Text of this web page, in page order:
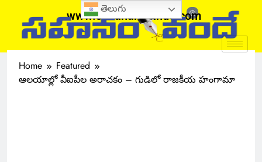
www.sahanamvande.com
Home
Featured
ఆలయాల్లో వీఐపీల అరాచకం – గుడిలో రాజకీయ హంగామా
తెలుగు